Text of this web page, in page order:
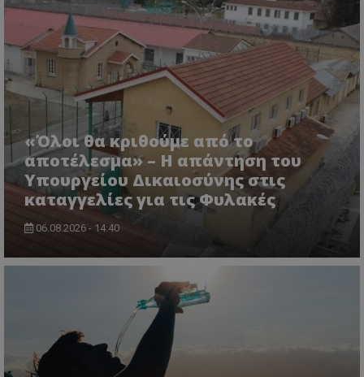
«Όλοι θα κριθούμε από το
αποτέλεσμα» – Η απάντηση του
Υπουργείου Δικαιοσύνης στις
καταγγελίες για τις Φυλακές
06.08.2026 - 14:40